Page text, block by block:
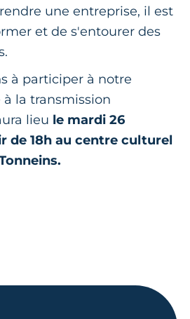
une entreprise, il est
et de s'entourer des
à participer à notre
la transmission
lieu le mardi 26
de 18h au centre culturel